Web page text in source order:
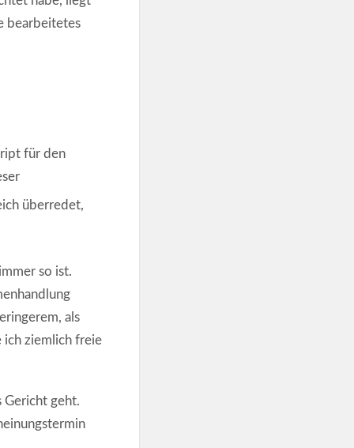
bearbeitetes
für den
überredet,
so ist.
als
ich ziemlich freie
Gericht geht.